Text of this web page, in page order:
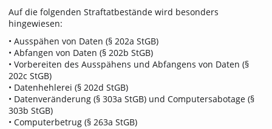
Auf die folgenden Straftatbestände wird besonders
hingewiesen:
• Ausspähen von Daten (§ 202a StGB)
• Abfangen von Daten (§ 202b StGB)
• Vorbereiten des Ausspähens und Abfangens von Daten (§
202c StGB)
• Datenhehlerei (§ 202d StGB)
• Datenveränderung (§ 303a StGB) und Computersabotage (§
303b StGB)
• Computerbetrug (§ 263a StGB)